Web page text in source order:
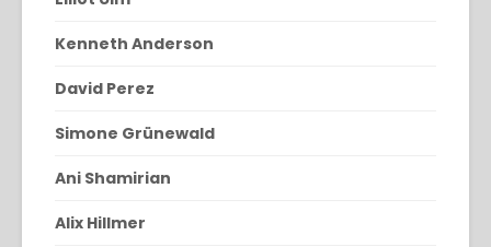
Kenneth Anderson
David Perez
Simone Grünewald
Ani Shamirian
Alix Hillmer